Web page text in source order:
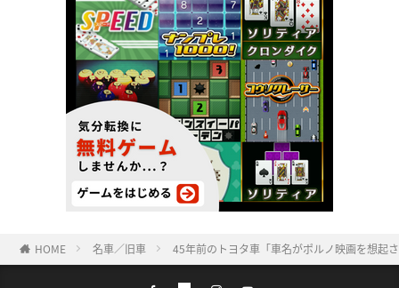
HOME 名車／旧車 45年前のトヨタ車「車名がポルノ映画を想起